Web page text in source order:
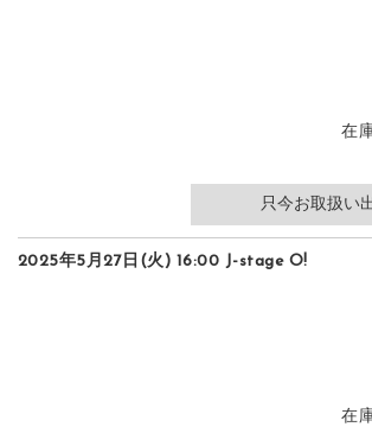
在
只今お取扱い
2025年5月27日(火) 16:00 J-stage O!
在